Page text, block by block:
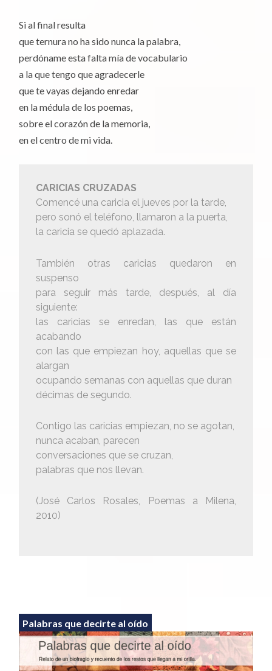
Si al final resulta
que ternura no ha sido nunca la palabra,
perdóname esta falta mía de vocabulario
a la que tengo que agradecerle
que te vayas dejando enredar
en la médula de los poemas,
sobre el corazón de la memoria,
en el centro de mi vida.
CARICIAS CRUZADAS
Comencé una caricia el jueves por la tarde,
pero sonó el teléfono, llamaron a la puerta,
la caricia se quedó aplazada.
También otras caricias quedaron en
suspenso
para seguir más tarde, después, al día
siguiente:
las caricias se enredan, las que están
acabando
con las que empiezan hoy, aquellas que se
alargan
ocupando semanas con aquellas que duran
décimas de segundo.
Contigo las caricias empiezan, no se agotan,
nunca acaban, parecen
conversaciones que se cruzan,
palabras que nos llevan.
(José Carlos Rosales, Poemas a Milena,
2010)
Palabras que decirte al oído